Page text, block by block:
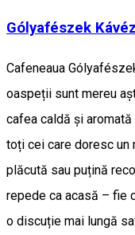
Gólyafészek
Cafeneaua
oaspeții sunt mereu
cafea caldă și
toți cei care doresc un
plăcută sau puțină
repede ca acasă – fie
o discuție mai lungă